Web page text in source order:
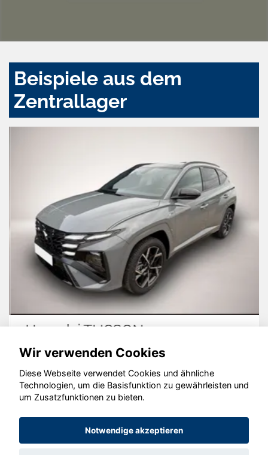
Beispiele aus dem
Zentrallager
Hyundai TUCSON
© konjunkturmotor.de GmbH 2020 - 2026
Wir verwenden Cookies
Diese Webseite verwendet Cookies und ähnliche
Technologien, um die Basisfunktion zu gewährleisten und
um Zusatzfunktionen zu bieten.
Notwendige akzeptieren